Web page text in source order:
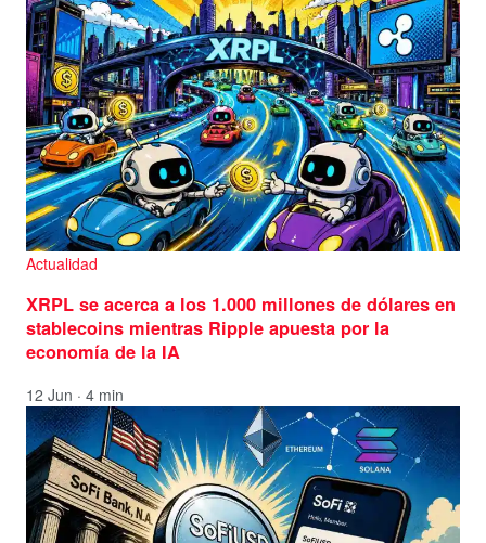
Actualidad
XRPL se acerca a los 1.000 millones de dólares en
stablecoins mientras Ripple apuesta por la
economía de la IA
12 Jun · 4 min